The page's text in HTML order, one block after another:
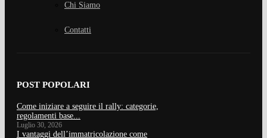
Chi Siamo
Contatti
POST POPOLARI
Come iniziare a seguire il rally: categorie,
regolamenti base...
Luglio 30, 2026
I vantaggi dell’immatricolazione come